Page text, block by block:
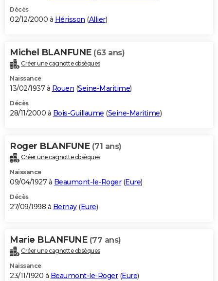
Décès
02/12/2000 à Hérisson (Allier)
Michel BLANFUNE (63 ans)
Créer une cagnotte obsèques
Naissance
13/02/1937 à Rouen (Seine-Maritime)
Décès
28/11/2000 à Bois-Guillaume (Seine-Maritime)
Roger BLANFUNE (71 ans)
Créer une cagnotte obsèques
Naissance
09/04/1927 à Beaumont-le-Roger(Eure)
Décès
27/09/1998 à Bernay(Eure)
Marie BLANFUNE (77 ans)
Créer une cagnotte obsèques
Naissance
23/11/1920 à Beaumont-le-Roger(Eure)